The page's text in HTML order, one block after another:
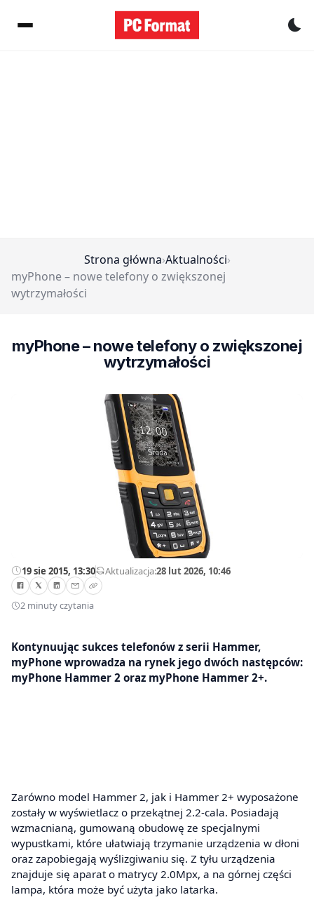
Strona główna›Aktualności›
myPhone – nowe telefony o zwiększonej
wytrzymałości
myPhone – nowe telefony o zwiększonej
wytrzymałości
19 sie 2015, 13:30—Aktualizacja:28 lut 2026, 10:46
2 minuty czytania
Kontynuując sukces telefonów z serii Hammer,
myPhone wprowadza na rynek jego dwóch następców:
myPhone Hammer 2 oraz myPhone Hammer 2+.
Zarówno model Hammer 2, jak i Hammer 2+ wyposażone
zostały w wyświetlacz o przekątnej 2.2-cala. Posiadają
wzmacnianą, gumowaną obudowę ze specjalnymi
wypustkami, które ułatwiają trzymanie urządzenia w dłoni
oraz zapobiegają wyślizgiwaniu się. Z tyłu urządzenia
znajduje się aparat o matrycy 2.0Mpx, a na górnej części
lampa, która może być użyta jako latarka.